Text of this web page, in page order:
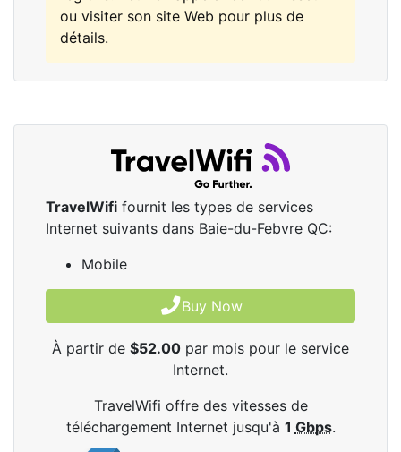
ou visiter son site Web pour plus de
détails.
TravelWifi fournit les types de services
Internet suivants dans Baie-du-Febvre QC:
Mobile
Buy Now
À partir de $52.00 par mois pour le service
Internet.
TravelWifi offre des vitesses de
téléchargement Internet jusqu'à 1 Gbps.